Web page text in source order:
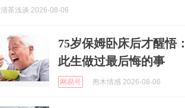
清茶浅谈 2026-08-06
75岁保姆卧床后才醒悟
此生做过最后悔的事
网易号 孢木情感 2026-08-06